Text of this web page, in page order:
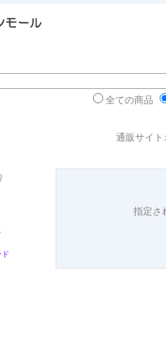
全ての商品
通販サイ
指定さ